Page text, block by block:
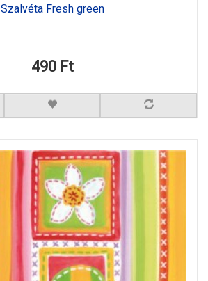
Szalvéta Fresh green
490 Ft